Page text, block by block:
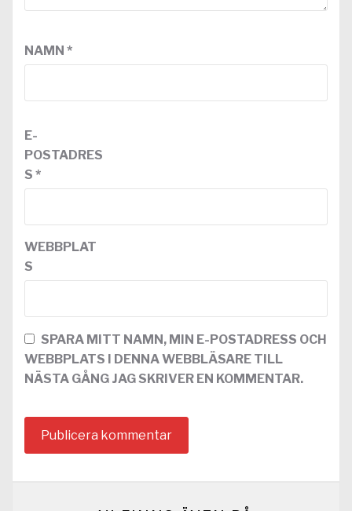
NAMN *
E-
POSTADRES
S *
WEBBPLAT
S
SPARA MITT NAMN, MIN E-POSTADRESS OCH
WEBBPLATS I DENNA WEBBLÄSARE TILL
NÄSTA GÅNG JAG SKRIVER EN KOMMENTAR.